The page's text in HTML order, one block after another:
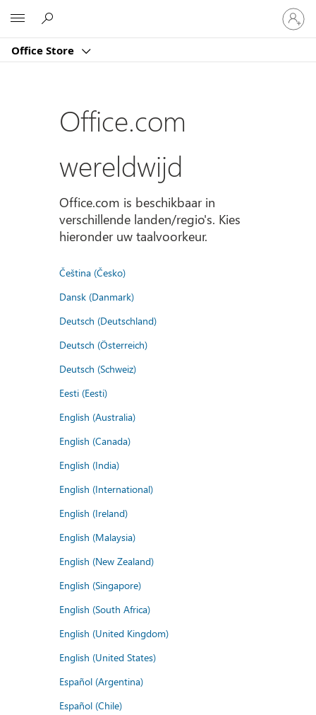
Office Store
Meld
je
aan
je
Office.com
wereldwijd
Office.com is beschikbaar in
verschillende landen/regio's. Kies
hieronder uw taalvoorkeur.
Čeština (Česko)
Dansk (Danmark)
Deutsch (Deutschland)
Deutsch (Österreich)
Deutsch (Schweiz)
Eesti (Eesti)
English (Australia)
English (Canada)
English (India)
English (International)
English (Ireland)
English (Malaysia)
English (New Zealand)
English (Singapore)
English (South Africa)
English (United Kingdom)
English (United States)
Español (Argentina)
Español (Chile)